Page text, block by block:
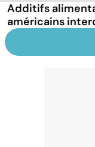
Additifs
américains